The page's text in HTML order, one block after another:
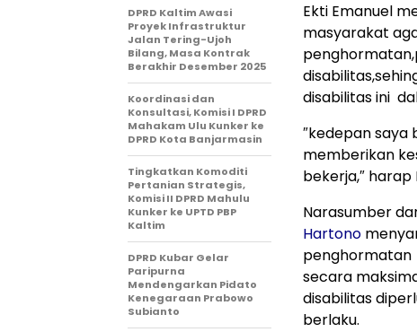
Ekti Emanuel
masyarakat
disabilitas ini
″kedepan
memberikan
bekerja,″ harap
Narasumber
Hartono
penghormatan
secara
disabilitas
berlaku.
DPRD Kaltim Awasi
Proyek Infrastruktur
Jalan Tering-Ujoh
Bilang, Masa Kontrak
Berakhir Desember 2025
Koordinasi dan
Konsultasi, Komisi I DPRD
Mahakam Ulu Kunker ke
DPRD Kota Banjarmasin
Tingkatkan Komoditi
Pertanian Strategis,
Komisi II DPRD Mahulu
Kunker ke UPTD PBP
Kaltim
DPRD Kubar Gelar
Paripurna
Mendengarkan Pidato
Kenegaraan Prabowo
Subianto